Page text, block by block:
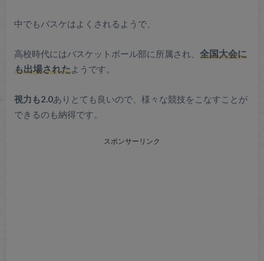
中でもバスケはよくされるようで、
高校時代にはバスケットボール部に所属され、 全国大会に
も出場されたようです。
視力も2.0ありとても良いので、様々な競技をこなすことが
できるのも納得です。
スポンサーリンク